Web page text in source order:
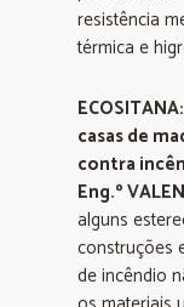
resistência
térmica e
casas de
contra
Eng.º
alguns
construções
de incêndio